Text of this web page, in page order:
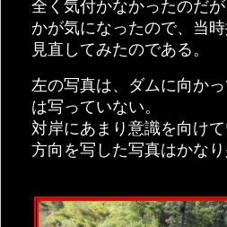
全く気付かなかったのだ
かが気になったので、当
見直してみたのである。
左の写真は、ダムに向か
は写っていない。
対岸にあまり意識を向け
方向を写した写真はかなり